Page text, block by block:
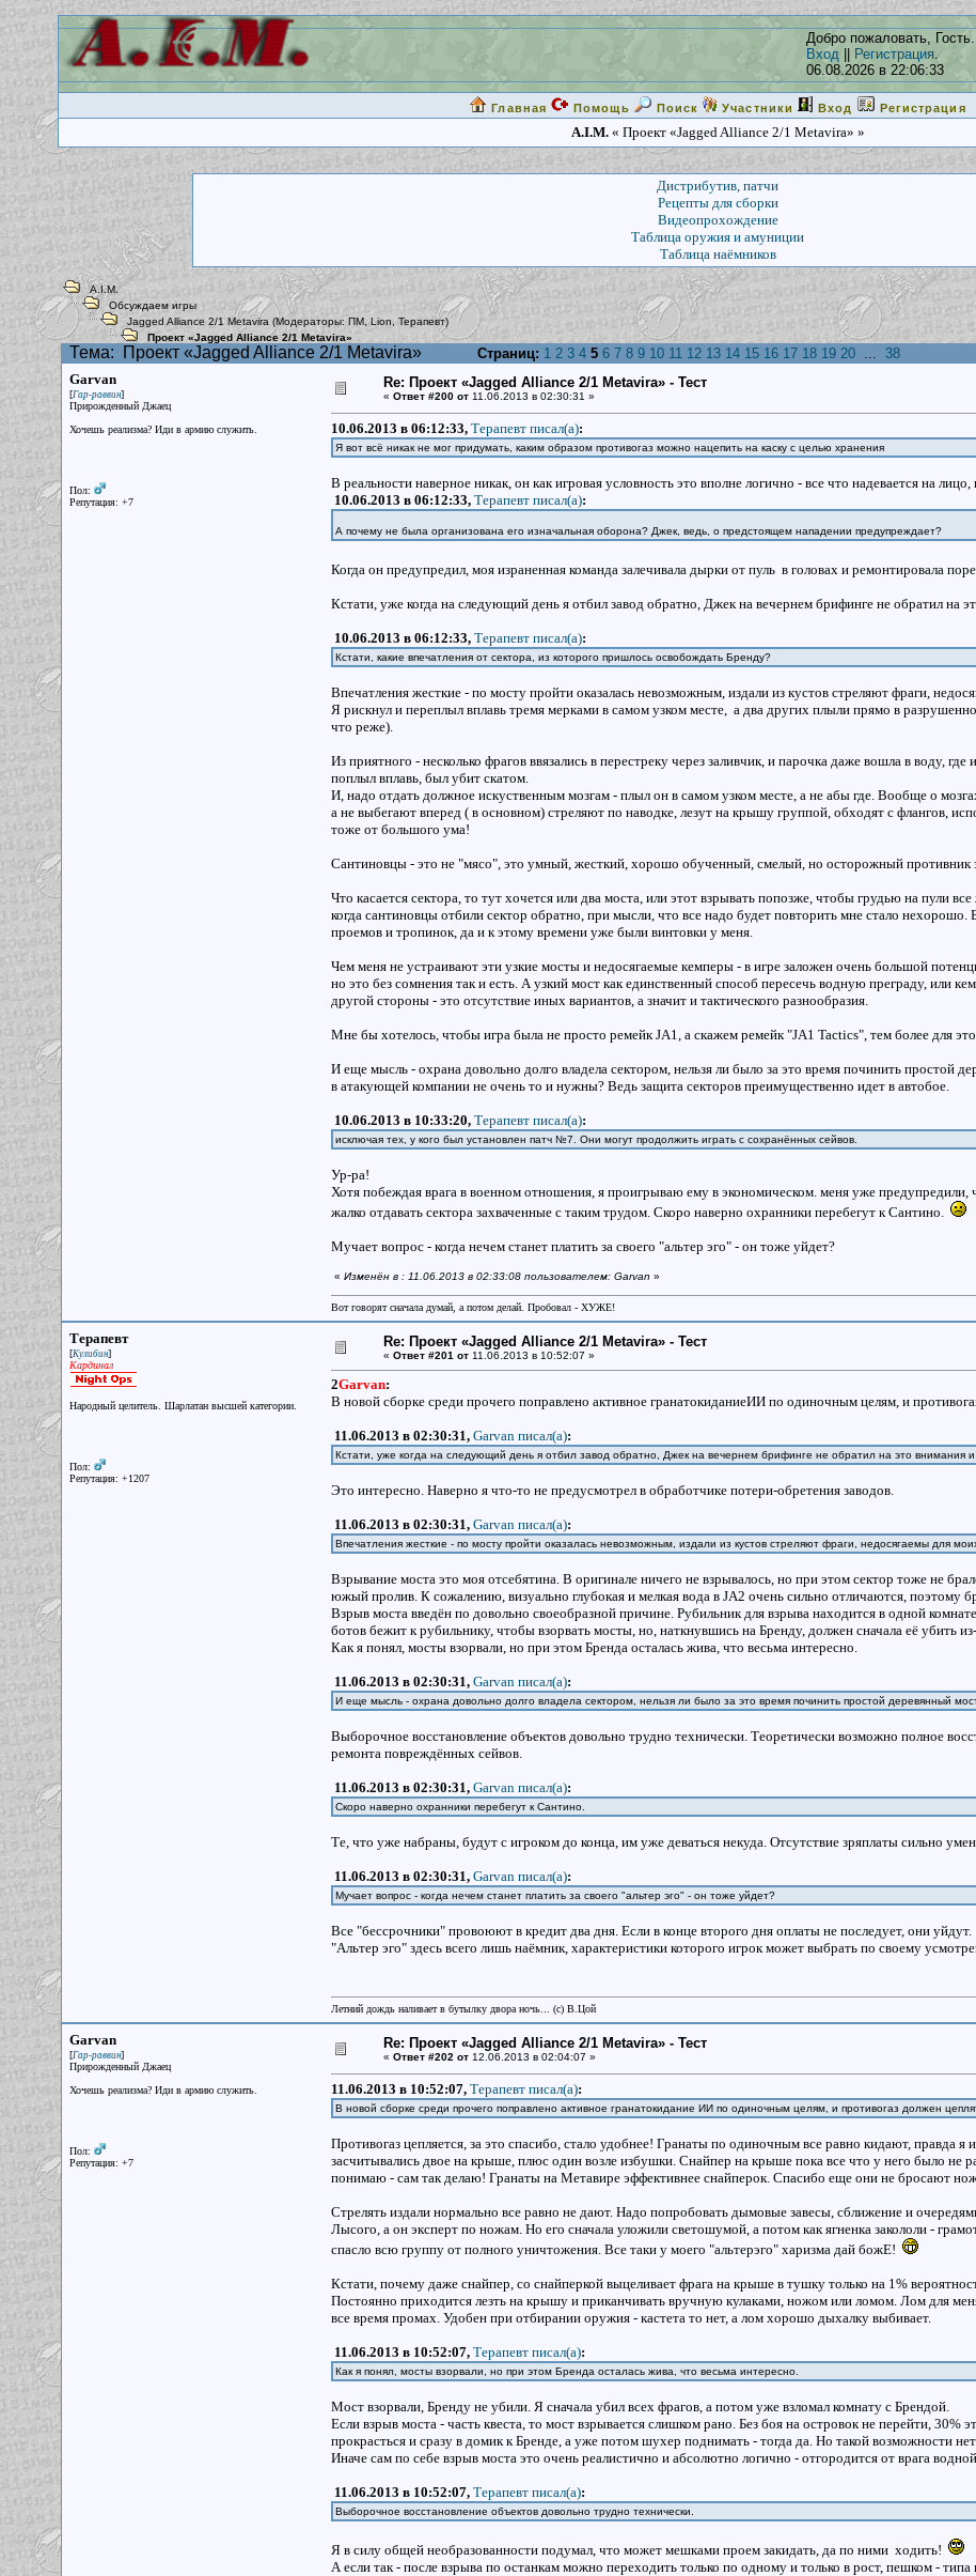
Добро пожаловать,
Вход
Регистрация.
06.08.2026 в 22:06:33
Главная Помощь Поиск Участники Вход Регистрация
A.I.M.« Проект «Jagged Alliance 2/1 Metavira» »
Дистрибутив, патчи
Рецепты для сборки
Видеопрохождение
Таблица оружия и амуниции
Таблица наёмников
A.I.M.
Обсуждаем игры
Jagged Alliance 2/1 Metavira (Модераторы: ПМ ,Lion, Терапевт)
Проект «Jagged Alliance 2/1 Metavira»
Тема: Проект «Jagged Alliance 2/1 Metavira» Страниц: 1 2 3 4 5 6 7 8 9 10 11 12 13 14 15 16 17 18 19 20 ... 38
Garvan
[Гар-раввин]
Прирожденный Джаец
Хочешь реализма? Иди в армию служить.
Пол:
Репутация: +7
Re: Проект «Jagged Alliance 2/1 Metavira» - Тест
« Ответ #200 от 11.06.2013 в 02:30:31 »
10.06.2013 в 06:12:33, Терапевт писал(a):
Я вот всё никак не мог придумать, каким образом противогаз можно нацепить на каску с целью хранения
В реальности наверное никак, он как игровая условность это вполне логично - все что надевается на
10.06.2013 в 06:12:33, Терапевт писал(a):
А почему не была организована его изначальная оборона? Джек, ведь, о предстоящем нападении предупреждает?
Когда он предупредил, моя израненная команда залечивала дырки от пуль в головах и ремонтировала
Кстати, уже когда на следующий день я отбил завод обратно, Джек на вечернем брифинге не обратил на
10.06.2013 в 06:12:33, Терапевт писал(a):
Кстати, какие впечатления от сектора, из которого пришлось освобождать Бренду?
Впечатления жесткие - по мосту пройти оказалась невозможным, издали из кустов стреляют фраги,
Я рискнул и переплыл вплавь тремя мерками в самом узком месте, а два других плыли прямо в
что реже).
Из приятного - несколько фрагов ввязались в перестреку через заливчик, и парочка даже вошла в воду,
поплыл вплавь, был убит скатом.
И, надо отдать должное искуственным мозгам - плыл он в самом узком месте, а не абы где. Вообще о
а не выбегают вперед ( в основном) стреляют по наводке, лезут на крышу группой, обходят с флангов,
тоже от большого ума!
Сантиновцы - это не "мясо", это умный, жесткий, хорошо обученный, смелый, но осторожный
Что касается сектора, то тут хочется или два моста, или этот взрывать попозже, чтобы грудью на пули
когда сантиновцы отбили сектор обратно, при мысли, что все надо будет повторить мне стало
проемов и тропинок, да и к этому времени уже были винтовки у меня.
Чем меня не устраивают эти узкие мосты и недосягаемые кемперы - в игре заложен очень большой
но это без сомнения так и есть. А узкий мост как единственный способ пересечь водную преграду, или
другой стороны - это отсутствие иных вариантов, а значит и тактического разнообразия.
Мне бы хотелось, чтобы игра была не просто ремейк JA1, а скажем ремейк "JA1 Tactics", тем более для
И еще мысль - охрана довольно долго владела сектором, нельзя ли было за это время починить простой
в атакующей компании не очень то и нужны? Ведь защита секторов преимущественно идет в автобое.
10.06.2013 в 10:33:20, Терапевт писал(a):
исключая тех, у кого был установлен патч №7. Они могут продолжить играть с сохранённых сейвов.
Ур-ра!
Хотя побеждая врага в военном отношения, я проигрываю ему в экономическом. меня уже предупредили,
жалко отдавать сектора захваченные с таким трудом. Скоро наверно охранники перебегут к Сантино.
Мучает вопрос - когда нечем станет платить за своего "альтер эго" - он тоже уйдет?
« Изменён в : 11.06.2013 в 02:33:08 пользователем: Garvan »
Вот говорят сначала думай, а потом делай. Пробовал - ХУЖЕ!
Терапевт
[Кулибин]
Кардинал
Народный целитель. Шарлатан высшей категории.
Пол:
Репутация: +1207
Re: Проект «Jagged Alliance 2/1 Metavira» - Тест
« Ответ #201 от 11.06.2013 в 10:52:07 »
2Garvan:
В новой сборке среди прочего поправлено активное гранатокиданиеИИ по одиночным целям, и
11.06.2013 в 02:30:31, Garvan писал(a):
Кстати, уже когда на следующий день я отбил завод обратно, Джек на вечернем брифинге не обратил на это внимания
Это интересно. Наверно я что-то не предусмотрел в обработчике потери-обретения заводов.
11.06.2013 в 02:30:31, Garvan писал(a):
Впечатления жесткие - по мосту пройти оказалась невозможным, издали из кустов стреляют фраги, недосягаемы для
Взрывание моста это моя отсебятина. В оригинале ничего не взрывалось, но при этом сектор тоже не
южый пролив. К сожалению, визуально глубокая и мелкая вода в JA2 очень сильно отличаются, поэтому
Взрыв моста введён по довольно своеобразной причине. Рубильник для взрыва находится в одной
ботов бежит к рубильнику, чтобы взорвать мосты, но, наткнувшись на Бренду, должен сначала её убить
Как я понял, мосты взорвали, но при этом Бренда осталась жива, что весьма интересно.
11.06.2013 в 02:30:31, Garvan писал(a):
И еще мысль - охрана довольно долго владела сектором, нельзя ли было за это время починить простой деревянный
Выборочное восстановление объектов довольно трудно технически. Теоретически возможно полное
ремонта повреждённых сейвов.
11.06.2013 в 02:30:31, Garvan писал(a):
Скоро наверно охранники перебегут к Сантино.
Те, что уже набраны, будут с игроком до конца, им уже деваться некуда. Отсутствие зряплаты сильно
11.06.2013 в 02:30:31, Garvan писал(a):
Мучает вопрос - когда нечем станет платить за своего "альтер эго" - он тоже уйдет?
Все "бессрочники" провоюют в кредит два дня. Если в конце второго дня оплаты не последует, они уйдут.
"Альтер эго" здесь всего лишь наёмник, характеристики которого игрок может выбрать по своему
Летний дождь наливает в бутылку двора ночь... (с) В.Цой
Garvan
[Гар-раввин]
Прирожденный Джаец
Хочешь реализма? Иди в армию служить.
Пол:
Репутация: +7
Re: Проект «Jagged Alliance 2/1 Metavira» - Тест
« Ответ #202 от 12.06.2013 в 02:04:07 »
11.06.2013 в 10:52:07, Терапевт писал(a):
В новой сборке среди прочего поправлено активное гранатокидание ИИ по одиночным целям, и противогаз должен
Противогаз цепляется, за это спасибо, стало удобнее! Гранаты по одиночным все равно кидают, правда
засчитывались двое на крыше, плюс один возле избушки. Снайпер на крыше пока все что у него было не
понимаю - сам так делаю! Гранаты на Метавире эффективнее снайперок. Спасибо еще они не бросают
Стрелять издали нормально все равно не дают. Надо попробовать дымовые завесы, сближение и
Лысого, а он эксперт по ножам. Но его сначала уложили светошумой, а потом как ягненка закололи -
спасло всю группу от полного уничтожения. Все таки у моего "альтерэго" харизма дай божЕ!
Кстати, почему даже снайпер, со снайперкой выцеливает фрага на крыше в тушку только на 1%
Постоянно приходится лезть на крышу и приканчивать вручную кулаками, ножом или ломом. Лом для
все время промах. Удобен при отбирании оружия - кастета то нет, а лом хорошо дыхалку выбивает.
11.06.2013 в 10:52:07, Терапевт писал(a):
Как я понял, мосты взорвали, но при этом Бренда осталась жива, что весьма интересно.
Мост взорвали, Бренду не убили. Я сначала убил всех фрагов, а потом уже взломал комнату с Брендой.
Если взрыв моста - часть квеста, то мост взрывается слишком рано. Без боя на островок не перейти,
прокрасться и сразу в домик к Бренде, а уже потом шухер поднимать - тогда да. Но такой возможности
Иначе сам по себе взрыв моста это очень реалистично и абсолютно логично - отгородится от врага
11.06.2013 в 10:52:07, Терапевт писал(a):
Выборочное восстановление объектов довольно трудно технически.
Я в силу общей необразованности подумал, что может мешками проем закидать, да по ними ходить!
А если так - после взрыва по останкам можно переходить только по одному и только в рост, пешком -